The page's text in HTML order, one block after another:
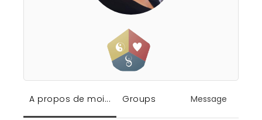
A propos de moi... Groups Message